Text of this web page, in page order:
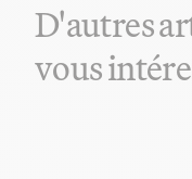
D'autres
vous